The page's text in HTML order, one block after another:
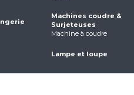
Machines coudre &
Surjeteuses
Machine à coudre
Lampe et loupe